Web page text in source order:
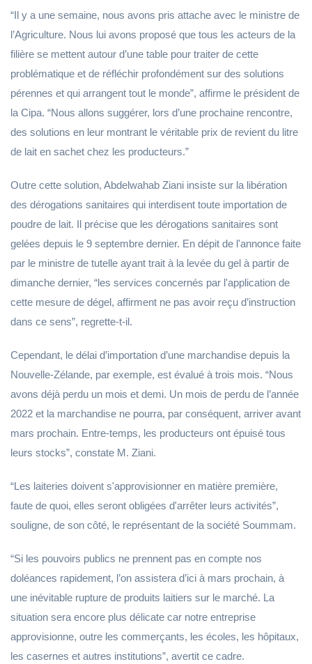
“Il y a une semaine, nous avons pris attache avec le ministre de
l’Agriculture. Nous lui avons proposé que tous les acteurs de la
filière se mettent autour d’une table pour traiter de cette
problématique et de réfléchir profondément sur des solutions
pérennes et qui arrangent tout le monde”, affirme le président de
la Cipa. “Nous allons suggérer, lors d’une prochaine rencontre,
des solutions en leur montrant le véritable prix de revient du litre
de lait en sachet chez les producteurs.”
Outre cette solution, Abdelwahab Ziani insiste sur la libération
des dérogations sanitaires qui interdisent toute importation de
poudre de lait. Il précise que les dérogations sanitaires sont
gelées depuis le 9 septembre dernier. En dépit de l'annonce faite
par le ministre de tutelle ayant trait à la levée du gel à partir de
dimanche dernier, “les services concernés par l'application de
cette mesure de dégel, affirment ne pas avoir reçu d’instruction
dans ce sens”, regrette-t-il.
Cependant, le délai d’importation d’une marchandise depuis la
Nouvelle-Zélande, par exemple, est évalué à trois mois. “Nous
avons déjà perdu un mois et demi. Un mois de perdu de l’année
2022 et la marchandise ne pourra, par conséquent, arriver avant
mars prochain. Entre-temps, les producteurs ont épuisé tous
leurs stocks”, constate M. Ziani.
“Les laiteries doivent s'approvisionner en matière première,
faute de quoi, elles seront obligées d'arrêter leurs activités”,
souligne, de son côté, le représentant de la société Soummam.
“Si les pouvoirs publics ne prennent pas en compte nos
doléances rapidement, l’on assistera d’ici à mars prochain, à
une inévitable rupture de produits laitiers sur le marché. La
situation sera encore plus délicate car notre entreprise
approvisionne, outre les commerçants, les écoles, les hôpitaux,
les casernes et autres institutions”, avertit ce cadre.